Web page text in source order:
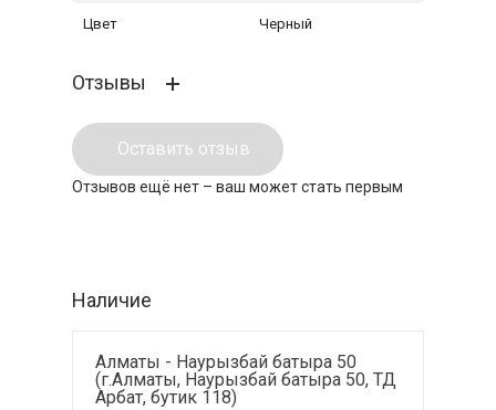
Цвет Черный
Отзывы
Оставить отзыв
Отзывов ещё нет – ваш может стать первым
Наличие
Алматы - Наурызбай батыра 50
(г.Алматы, Наурызбай батыра 50, ТД
Арбат, бутик 118)